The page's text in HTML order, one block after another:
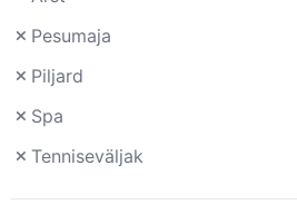
Pesumaja
Piljard
Spa
Tenniseväljak